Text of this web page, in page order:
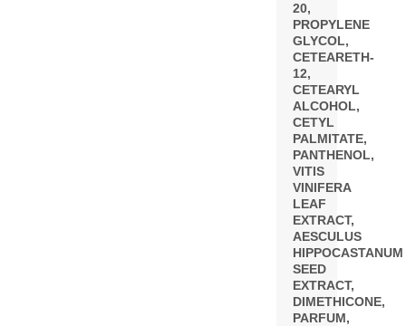
20,
PROPYLENE
GLYCOL,
CETEARETH-
12,
CETEARYL
ALCOHOL,
CETYL
PALMITATE,
PANTHENOL,
VITIS
VINIFERA
LEAF
EXTRACT,
AESCULUS
HIPPOCASTANUM
SEED
EXTRACT,
DIMETHICONE,
PARFUM,